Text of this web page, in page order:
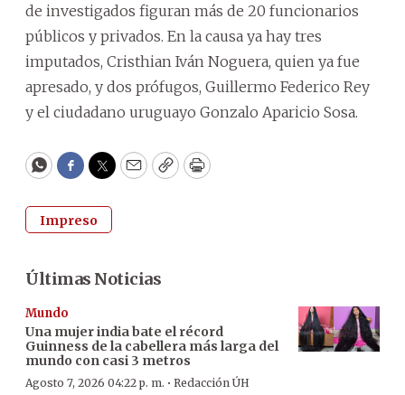
de investigados figuran más de 20 funcionarios
públicos y privados. En la causa ya hay tres
imputados, Cristhian Iván Noguera, quien ya fue
apresado, y dos prófugos, Guillermo Federico Rey
y el ciudadano uruguayo Gonzalo Aparicio Sosa.
WhatsApp
Facebook
Twitter
EmailCopyPrint
Impreso
Últimas Noticias
Mundo
Una mujer india bate el récord
Guinness de la cabellera más larga del
mundo con casi 3 metros
Agosto 7, 2026 04:22 p. m. · Redacción ÚH